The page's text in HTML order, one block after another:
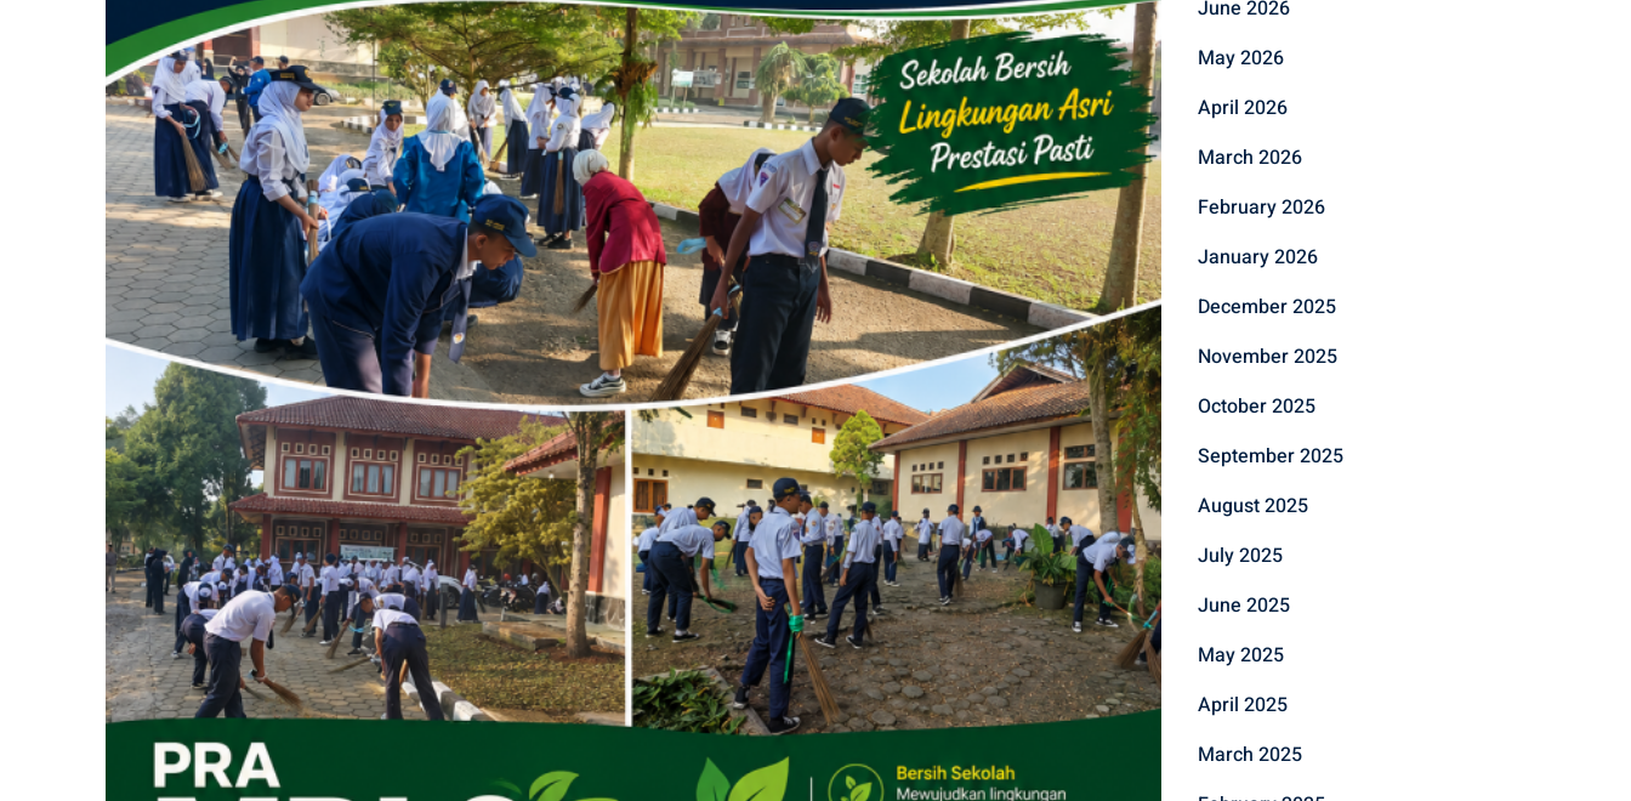
June 2026
May 2026
April 2026
March 2026
February 2026
January 2026
December 2025
November 2025
October 2025
September 2025
August 2025
July 2025
June 2025
May 2025
April 2025
March 2025